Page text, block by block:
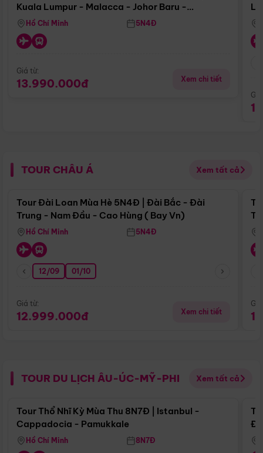
Kuala Lumpur - Malacca - Johor Baru -
Singapore
Hồ Chí Minh 5N4Đ
Giá từ:
13.990.000đ Xem chi tiết
TOUR CHÂU Á Xem tất cả
Điểm nổi bật
Tour Đài Loan Mùa Hè 5N4Đ | Đài Bắc - Đài
Trung - Nam Đầu - Cao Hùng ( Bay Vn)
Hồ Chí Minh 5N4Đ
12/09 01/10
Giá từ:
12.999.000đ Xem chi tiết
TOUR DU LỊCH ÂU-ÚC-MỸ-PHI Xem tất cả
Điểm nổi bật
Tour Thổ Nhĩ Kỳ Mùa Thu 8N7Đ | Istanbul -
Cappadocia - Pamukkale
Hồ Chí Minh 8N7Đ